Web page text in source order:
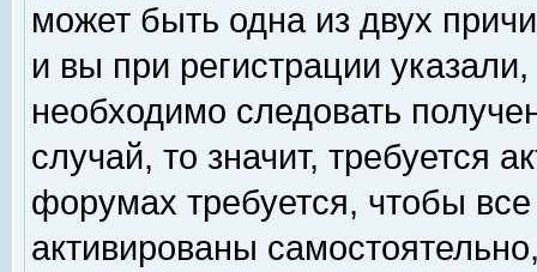
может быть одна из двух
и вы при регистрации
необходимо следовать
случай, то значит, требуется
форумах требуется, чтобы
активированы